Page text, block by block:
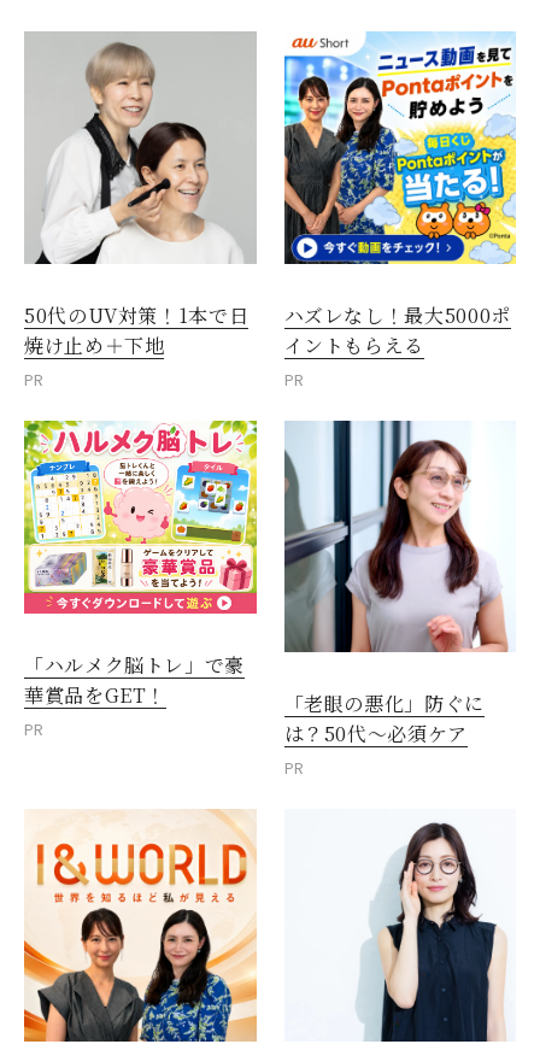
50代のUV対策！1本で日
焼け止め＋下地
PR
ハズレなし！最大5000ポ
イントもらえる
PR
「ハルメク脳トレ」で豪
華賞品をGET！
PR
「老眼の悪化」防ぐに
は？50代～必須ケア
PR